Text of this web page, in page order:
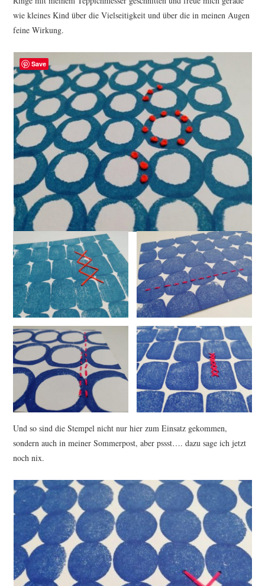
wie kleines Kind über die Vielseitigkeit und über die in meinen Augen
feine Wirkung.
Und so sind die Stempel nicht nur hier zum Einsatz gekommen,
sondern auch in meiner Sommerpost, aber pssst…. dazu sage ich jetzt
noch nix.
Save